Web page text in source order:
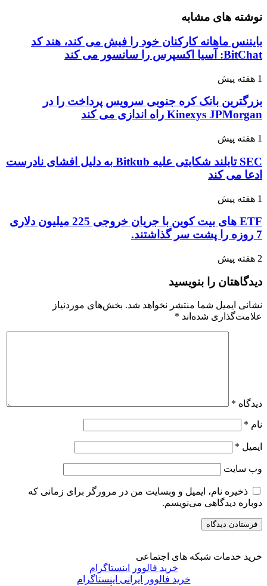
سایت
با
Google
Tap
نماینده
عمومی
CodiumAI
استفاده
کنیم؟
نوشته های مشابه
بایننس ماهانه کارکنان خود را فیش می کند، هند کد
BitChat: آسیا اکسپرس را سانسور می کند
1 هفته پیش
بزرگترین بانک کره جنوبی سرویس پرداخت را در
Kinexys JPMorgan راه اندازی می کند
1 هفته پیش
SEC تایلند شکایتی علیه Bitkub به دلیل افشای نادرست
ادعا می کند
1 هفته پیش
ETF های بیت کوین با جریان خروجی 225 میلیون دلاری
7 روزه را پشت سر گذاشتند.
2 هفته پیش
دیدگاهتان را بنویسید
نشانی ایمیل شما منتشر نخواهد شد. بخش‌های موردنیاز
علامت‌گذاری شده‌اند *
دیدگاه *
نام *
ایمیل *
وب‌ سایت
ذخیره نام، ایمیل و وبسایت من در مرورگر برای زمانی که
دوباره دیدگاهی می‌نویسم.
خرید خدمات شبکه های اجتماعی
خرید فالوور اینستاگرام
خرید فالوور ایرانی اینستاگرام